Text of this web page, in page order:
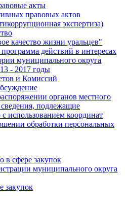
акты
правовых актов
экспертиза)
качество жизни уральцев"
действий в интересах
муниципального округа
- 2017 годы
и Комиссий
органов местного
подлежащие
использованием координат
обработки персональных
в сфере закупок
муниципального округа
закупок